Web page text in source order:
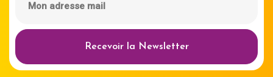
Recevoir la Newsletter